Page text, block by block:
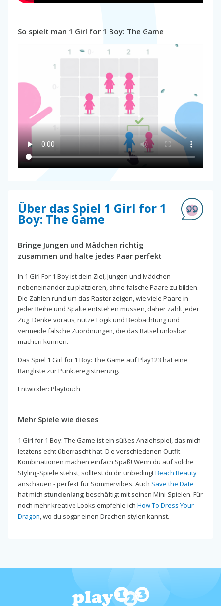
So spielt man 1 Girl for 1 Boy: The Game
Über das Spiel 1 Girl for 1
Boy: The Game
Bringe Jungen und Mädchen richtig
zusammen und halte jedes Paar perfekt
In 1 Girl For 1 Boy ist dein Ziel, Jungen und Mädchen
nebeneinander zu platzieren, ohne falsche Paare zu bilden.
Die Zahlen rund um das Raster zeigen, wie viele Paare in
jeder Reihe und Spalte entstehen müssen, daher zählt jeder
Zug. Denke voraus, nutze Logik und Beobachtung und
vermeide falsche Zuordnungen, die das Rätsel unlösbar
machen können.
Das Spiel 1 Girl for 1 Boy: The Game auf Play123 hat eine
Rangliste zur Punkteregistrierung.
Entwickler: Playtouch
Mehr Spiele wie dieses
1 Girl for 1 Boy: The Game ist ein süßes Anziehspiel, das mich
letztens echt überrascht hat. Die verschiedenen Outfit-
Kombinationen machen einfach Spaß! Wenn du auf solche
Styling-Spiele stehst, solltest du dir unbedingtBeach Beauty
anschauen - perfekt für Sommervibes. Auch Save the Date
hat mich stundenlang beschäftigt mit seinen Mini-Spielen. Für
noch mehr kreative Looks empfehle ich How To Dress Your
Dragon, wo du sogar einen Drachen stylen kannst.